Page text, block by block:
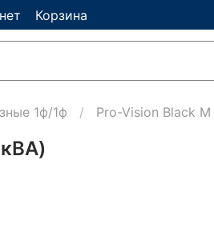
Корзина
1ф/1ф Pro-Vision Black